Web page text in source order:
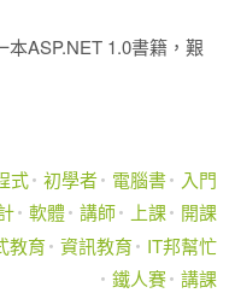
ASP.NET 1.0書籍，艱
式 初學者 電腦書
入門
軟體 講師 上課
開課
教育 資訊教育
IT邦幫忙
鐵人賽 講課